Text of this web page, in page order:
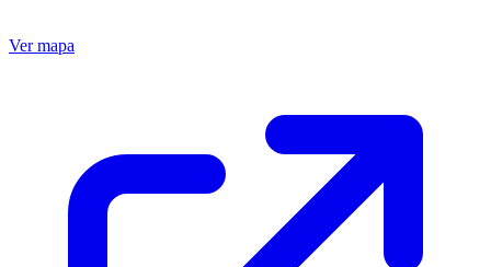
Ver mapa